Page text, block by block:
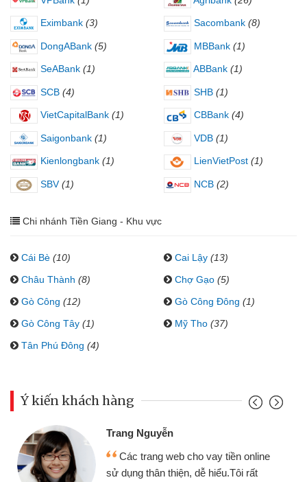
Eximbank (3) Sacombank (8)
DongABank (5) MBBank (1)
SeABank (1) ABBank (1)
SCB (4) SHB (1)
VietCapitalBank (1) CBBank (4)
Saigonbank (1) VDB (1)
Kienlongbank (1) LienVietPost (1)
SBV (1) NCB (2)
Chi nhánh Tiền Giang - Khu vực
Cái Bè (10) Cai Lậy (13)
Châu Thành (8) Chợ Gạo (5)
Gò Công (12) Gò Công Đông (1)
Gò Công Tây (1) Mỹ Tho (37)
Tân Phú Đông (4)
Ý kiến khách hàng
Trang Nguyễn
Các trang web cho vay tiền online
sử dụng thân thiện, dễ hiểu.Tôi rất